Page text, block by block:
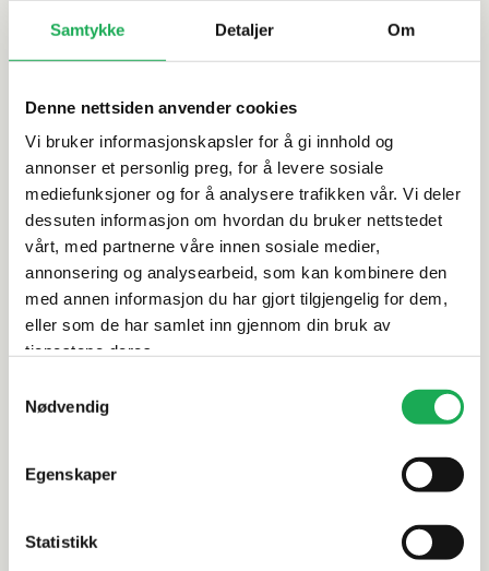
Samtykke Detaljer Om
Denne nettsiden anvender cookies
Vi bruker informasjonskapsler for å gi innhold og
annonser et personlig preg, for å levere sosiale
mediefunksjoner og for å analysere trafikken vår. Vi deler
dessuten informasjon om hvordan du bruker nettstedet
vårt, med partnerne våre innen sosiale medier,
annonsering og analysearbeid, som kan kombinere den
med annen informasjon du har gjort tilgjengelig for dem,
eller som de har samlet inn gjennom din bruk av
tjenestene deres.
Nødvendig
Egenskaper
Statistikk
Produktinformasjon
Spesifikasjoner
Rengjøring og vedlikehold
Leveringsinformasjon
Dokumentasjon
INR